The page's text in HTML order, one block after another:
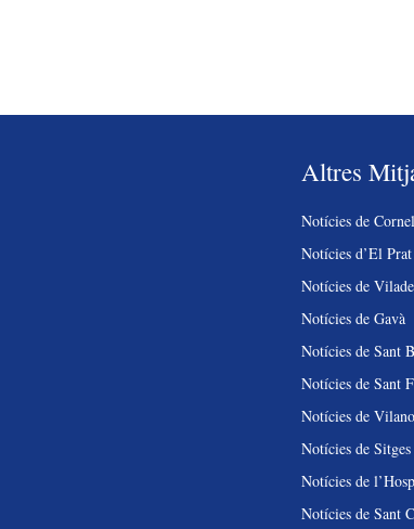
Altres
Notícies de
Notícies d’El
Notícies de
Notícies de Gavà
Notícies de Sant
Notícies de Sant
Notícies de
Notícies de Sitges
Notícies de
Notícies de Sant